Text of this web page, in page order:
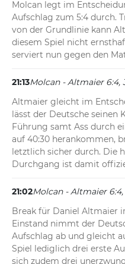
Molcan legt im
Aufschlag zum 5:4 durch.
von der Grundlinie kann
diesem Spiel nicht
serviert nun gegen den
21:13Molcan - Altmaier 6:4,
Altmaier gleicht im
lässt der Deutsche seinen
Führung samt Ass durch
auf 40:30 herankommen,
letztlich sicher durch. Die
Durchgang ist damit
21:02Molcan - Altmaier 6:4,
Break für Daniel Altmaier
Einstand nimmt der
Aufschlag ab und gleicht
Spiel lediglich drei erste
sich zudem drei